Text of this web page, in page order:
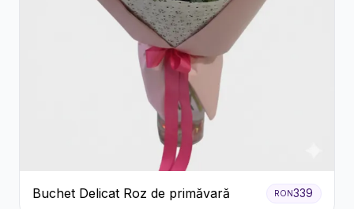
Buchet Delicat Roz de primăvară RON339